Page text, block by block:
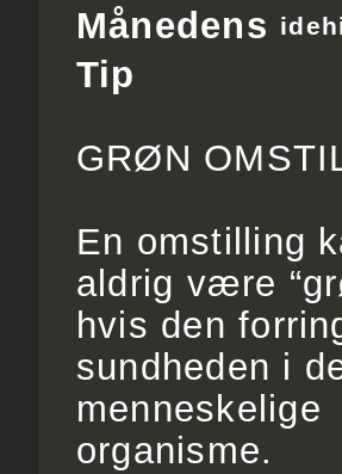
Månedens
Tip
GRØN
En omstilling
aldrig være
hvis den
sundheden i
menneskelige
organisme.